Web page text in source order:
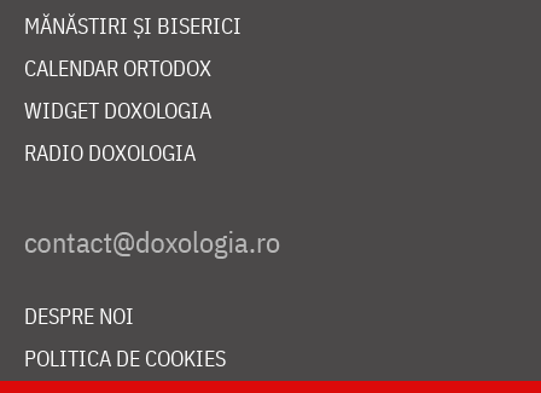
MĂNĂSTIRI ȘI BISERICI
CALENDAR ORTODOX
WIDGET DOXOLOGIA
RADIO DOXOLOGIA
DESPRE NOI
POLITICA DE COOKIES